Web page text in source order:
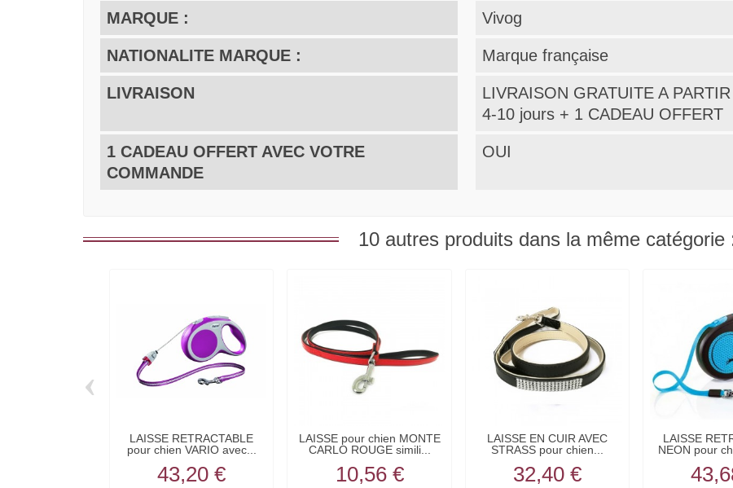
MARQUE : Vivog
NATIONALITE MARQUE : Marque française
LIVRAISON
LIVRAISON GRATUITE A
4-10 jours + 1 CADEAU OFFERT
1 CADEAU OFFERT AVEC VOTRE
COMMANDE
OUI
10 autres produits dans la même catégorie
LAISSE RETRACTABLE
pour chien VARIO avec...
43,20 €
LAISSE pour chien MONTE
CARLO ROUGE simili...
10,56 €
LAISSE EN CUIR AVEC
STRASS pour chien...
32,40 €
LAISSE
NEON pour
‹